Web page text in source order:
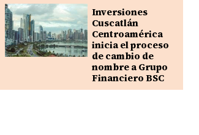
Inversiones
Cuscatlán
Centroamérica
inicia el proceso
de cambio de
nombre a Grupo
Financiero BSC